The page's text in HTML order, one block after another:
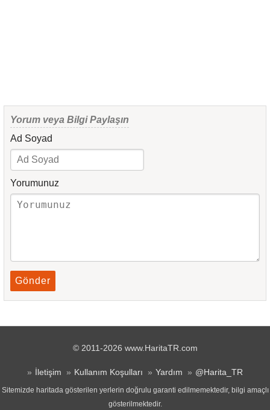
Yorum veya Bilgi Paylaşın
Ad Soyad
Yorumunuz
Gönder
© 2011-2026 www.HaritaTR.com
İletişim Kullanım Koşulları Yardım @Harita_TR
Sitemizde haritada gösterilen yerlerin doğrulu garanti edilmemektedir, bilgi amaçlı
gösterilmektedir.